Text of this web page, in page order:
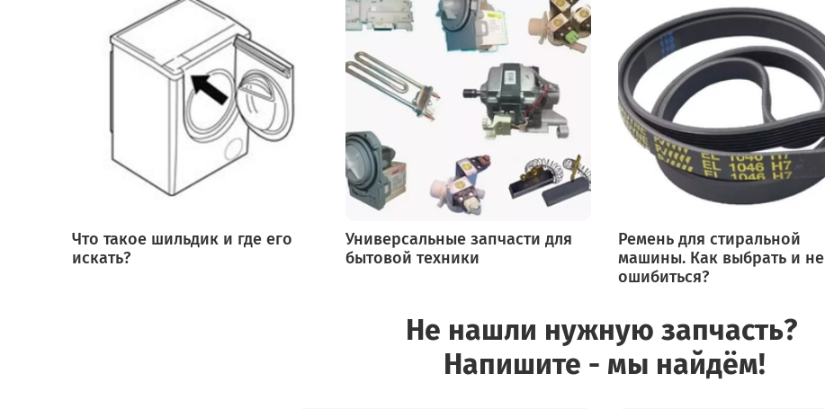
Что такое шильдик и где его
искать?
Универсальные запчасти для
бытовой техники
Ремень для стиральной
машины. Как выбрать и не
ошибиться?
Не нашли нужную запчасть?
Напишите - мы найдём!